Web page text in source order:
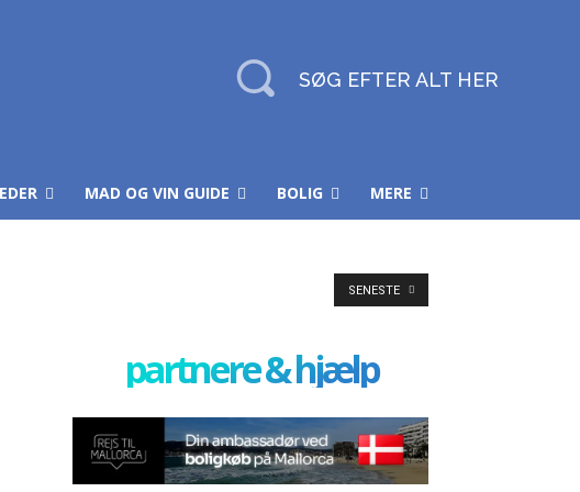
SØG EFTER ALT HER
MAD OG VIN GUIDE BOLIG MERE
SENESTE
partnere & hjælp